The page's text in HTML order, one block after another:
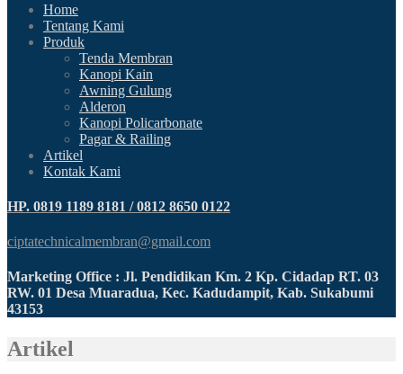
Home
Tentang Kami
Produk
Tenda Membran
Kanopi Kain
Awning Gulung
Alderon
Kanopi Policarbonate
Pagar & Railing
Artikel
Kontak Kami
HP. 0819 1189 8181 / 0812 8650 0122
ciptatechnicalmembran@gmail.com
Marketing Office : Jl. Pendidikan Km. 2 Kp. Cidadap RT. 03
RW. 01 Desa Muaradua, Kec. Kadudampit, Kab. Sukabumi
43153
Artikel